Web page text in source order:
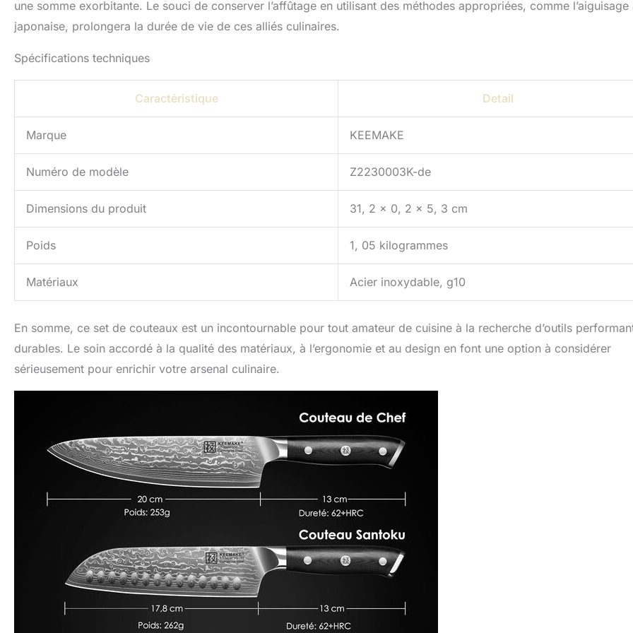
une somme exorbitante. Le souci de conserver l’affûtage en utilisant des méthodes appropriées, comme l’aiguisage
japonaise, prolongera la durée de vie de ces alliés culinaires.
Spécifications techniques
Caractéristique Detail
Marque KEEMAKE
Numéro de modèle Z2230003K-de
Dimensions du produit 31, 2 x 0, 2 x 5, 3 cm
Poids 1, 05 kilogrammes
Matériaux Acier inoxydable, g10
En somme, ce set de couteaux est un incontournable pour tout amateur de cuisine à la recherche d’outils
durables. Le soin accordé à la qualité des matériaux, à l’ergonomie et au design en font une option à considérer
sérieusement pour enrichir votre arsenal culinaire.